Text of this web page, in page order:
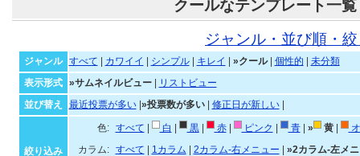
クールなテンプレート一覧
ジャンル・並び順・
ジャンル すべて カワイイ シンプル| キレイ »クール| 個性的
未分類
表示形式
»サムネイルビュー|
リストビュー
並び替え
最近投票が多い| »投票数が多い| 修正日が新しい|
絞り込み
色: すべて 白 黒| 赤| ピンク 青| » 黄|
カラム:
すべて 1カラム 2カラム-右メニュー
»2カラム-左メ